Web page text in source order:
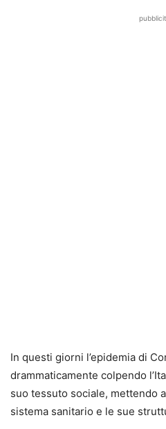
In questi giorni l’epidemia di
drammaticamente colpendo
suo tessuto sociale, mettendo
sistema sanitario e le sue